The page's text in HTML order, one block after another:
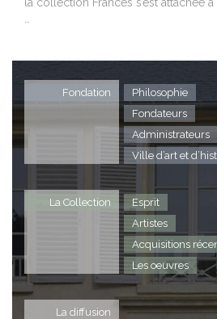
Fondation
Philosophie
Fondateurs
Administrateurs
Ville d’art et
La Collection
Esprit
Artistes
Acquisitions
Les oeuvres
La diffusion